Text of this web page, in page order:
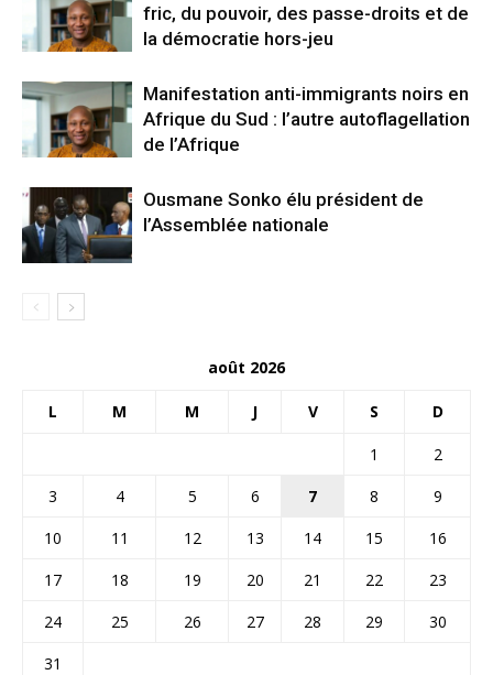
fric, du pouvoir, des passe-droits et de
la démocratie hors-jeu
Manifestation anti-immigrants noirs en
Afrique du Sud : l’autre autoflagellation
de l’Afrique
Ousmane Sonko élu président de
l’Assemblée nationale
août 2026
L M M J V S D
1
2
3
4 5 6 7 8
9
10
11 12 13 14 15
16
17
18 19 20 21 22
23
24
25 26 27 28 29
30
31